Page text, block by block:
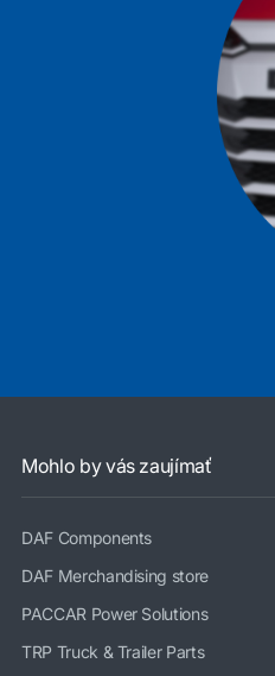
Mohlo by vás zaujímať
DAF Components
DAF Merchandising store
PACCAR Power Solutions
TRP Truck & Trailer Parts